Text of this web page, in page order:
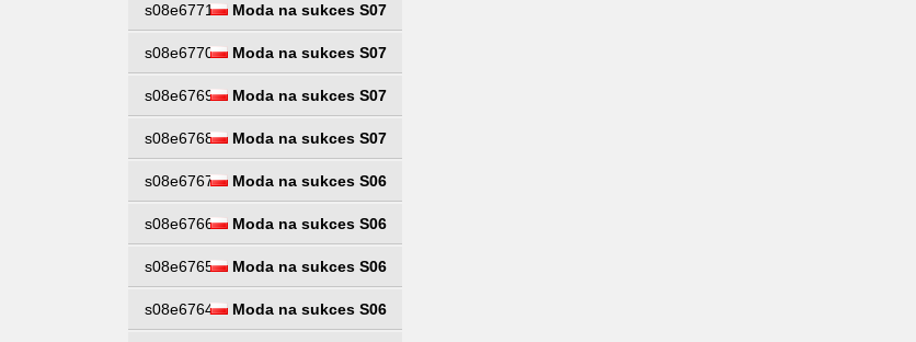
s08e6771 Moda na sukces S07
s08e6770 Moda na sukces S07
s08e6769 Moda na sukces S07
s08e6768 Moda na sukces S07
s08e6767 Moda na sukces S06
s08e6766 Moda na sukces S06
s08e6765 Moda na sukces S06
s08e6764 Moda na sukces S06